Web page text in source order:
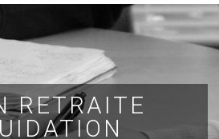
RETRAITE